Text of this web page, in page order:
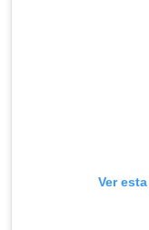
Ver